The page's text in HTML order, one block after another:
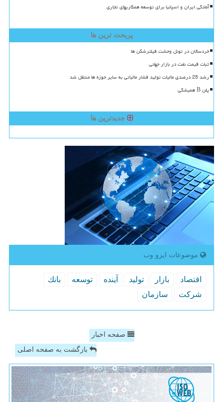
آمادگی ایران و اسپانیا برای توسعه همکاریهای تجاری
پربحث ترین ها
خردسالان در تونل وحشت فیلترشکن ها
ثبات قیمت نفت در بازار جهانی
رشد 25 درصدی مالیات تولید فشار مالیاتی به سایر حوزه ها منتقل شد
پلن B همیشگی
جدیدترین ها
موضوعات ایزو وب
اقتصاد بازار تولید آینده توسعه
بانك
شركت
سازمان
صفحه اخبار
بازگشت به صفحه اصلی